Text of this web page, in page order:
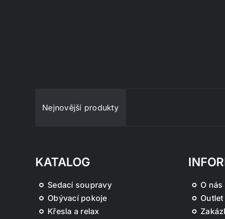
Nejnovější produkty
KATALOG
Sedací soupravy
Obývací pokoje
Křesla a relax
O nás
Outlet